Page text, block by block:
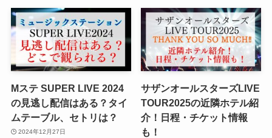
Mステ SUPER LIVE 2024
の見逃し配信はある？タイ
ムテーブル、セトリは？
2024年12月27日
サザンオールスターズLIVE
TOUR2025の近隣ホテル紹
介！日程・チケット情報
も！